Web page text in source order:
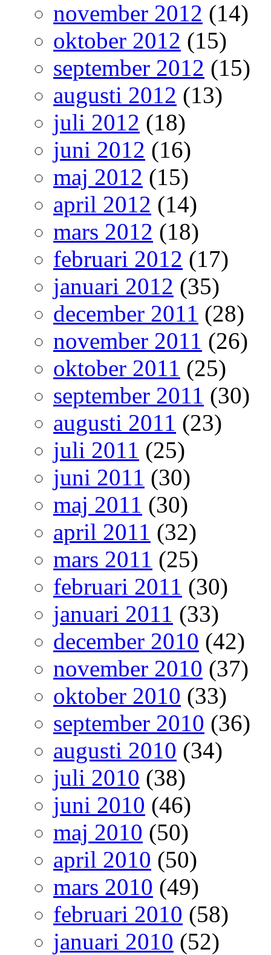
november 2012 (14)
oktober 2012 (15)
september 2012 (15)
augusti 2012 (13)
juli 2012 (18)
juni 2012 (16)
maj 2012 (15)
april 2012 (14)
mars 2012 (18)
februari 2012 (17)
januari 2012 (35)
december 2011 (28)
november 2011 (26)
oktober 2011 (25)
september 2011 (30)
augusti 2011 (23)
juli 2011 (25)
juni 2011 (30)
maj 2011 (30)
april 2011 (32)
mars 2011 (25)
februari 2011 (30)
januari 2011 (33)
december 2010 (42)
november 2010 (37)
oktober 2010 (33)
september 2010 (36)
augusti 2010 (34)
juli 2010 (38)
juni 2010 (46)
maj 2010 (50)
april 2010 (50)
mars 2010 (49)
februari 2010 (58)
januari 2010 (52)